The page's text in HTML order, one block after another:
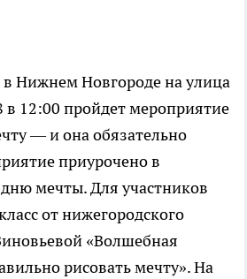
в Нижнем Новгороде на улица
в 12:00 пройдет мероприятие
— и она обязательно
приурочено в
мечты. Для участников
от нижегородского
«Волшебная
рисовать мечту». На